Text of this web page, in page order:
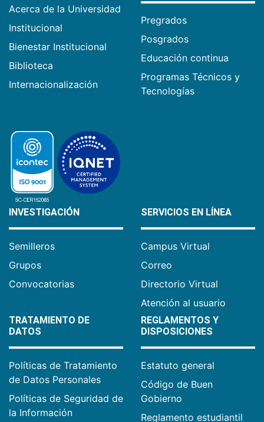
Acerca de la Universidad
Institucional
Bienestar Institucional
Biblioteca
Internacionalización
Pregrados
Posgrados
Educación continua
Programas Técnicos y
Tecnologías
INVESTIGACIÓN
Semilleros
Grupos
Convocatorias
SERVICIOS EN LÍNEA
Campus Virtual
Correo
Directorio Virtual
Atención al usuario
TRATAMIENTO DE
DATOS
Políticas de Tratamiento
de Datos Personales
Políticas de Seguridad de
la Información
REGLAMENTOS Y
DISPOSICIONES
Estatuto general
Código de Buen
Gobierno
Reglamento estudiantil